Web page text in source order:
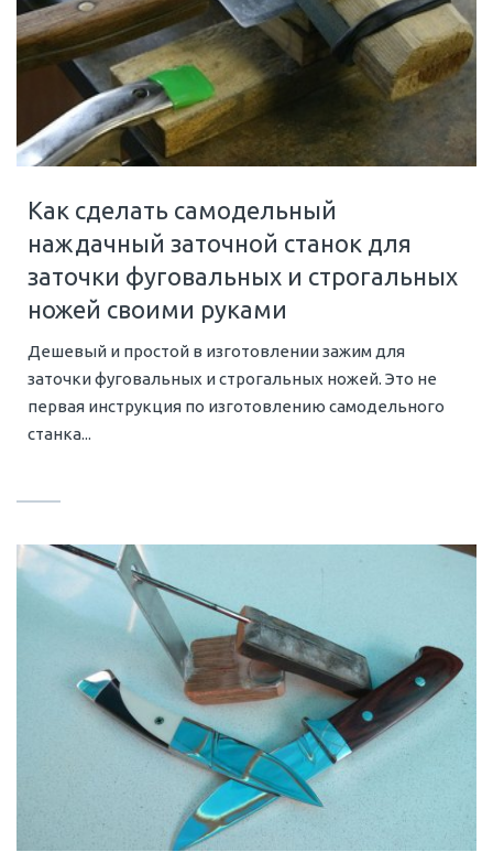
Как сделать самодельный
наждачный заточной станок для
заточки фуговальных и строгальных
ножей своими руками
Дешевый и простой в изготовлении зажим для
заточки фуговальных и строгальных ножей. Это не
первая инструкция по изготовлению самодельного
станка...